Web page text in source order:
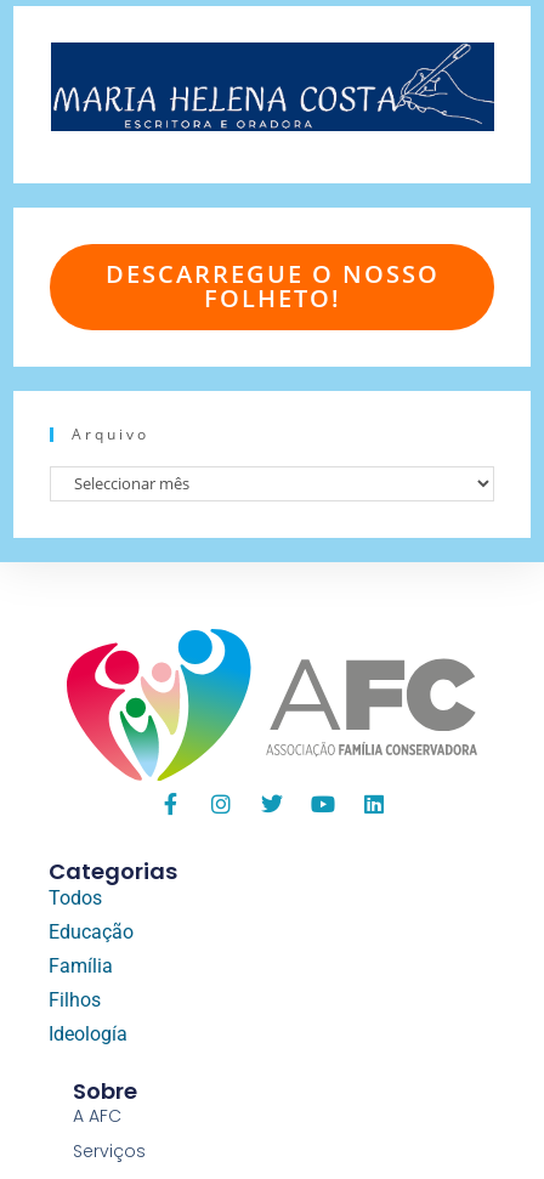
DESCARREGUE O NOSSO
FOLHETO!
Arquivo
Categorias
Todos
Educação
Família
Filhos
Ideología
Sobre
A AFC
Serviços